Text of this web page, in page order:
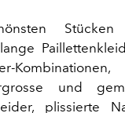
Stücken
Kombinationen,
und
plissierte